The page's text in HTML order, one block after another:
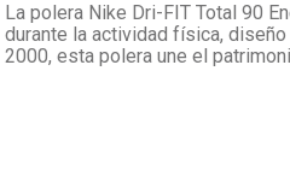
La polera Nike Dri-FIT Total 90
durante la actividad física,
2000, esta polera une el